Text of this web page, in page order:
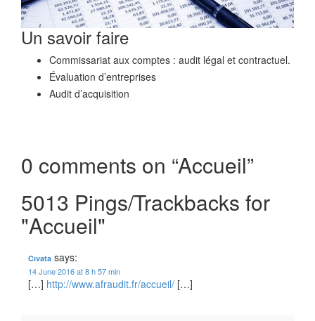
Un savoir faire
Commissariat aux comptes : audit légal et contractuel.
Évaluation d’entreprises
Audit d’acquisition
0 comments on “Accueil”
5013 Pings/Trackbacks for
"Accueil"
Cıvata says:
14 June 2016 at 8 h 57 min
[…] http://www.afraudit.fr/accueil/ […]